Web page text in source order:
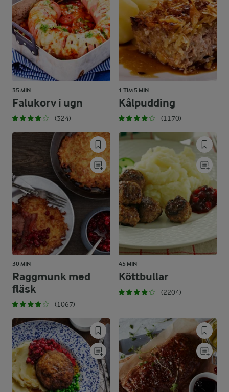
35 MIN
Falukorv i ugn
(324)
1 TIM 5 MIN
Kålpudding
(1170)
30 MIN
Raggmunk med
fläsk
(1067)
45 MIN
Köttbullar
(2204)